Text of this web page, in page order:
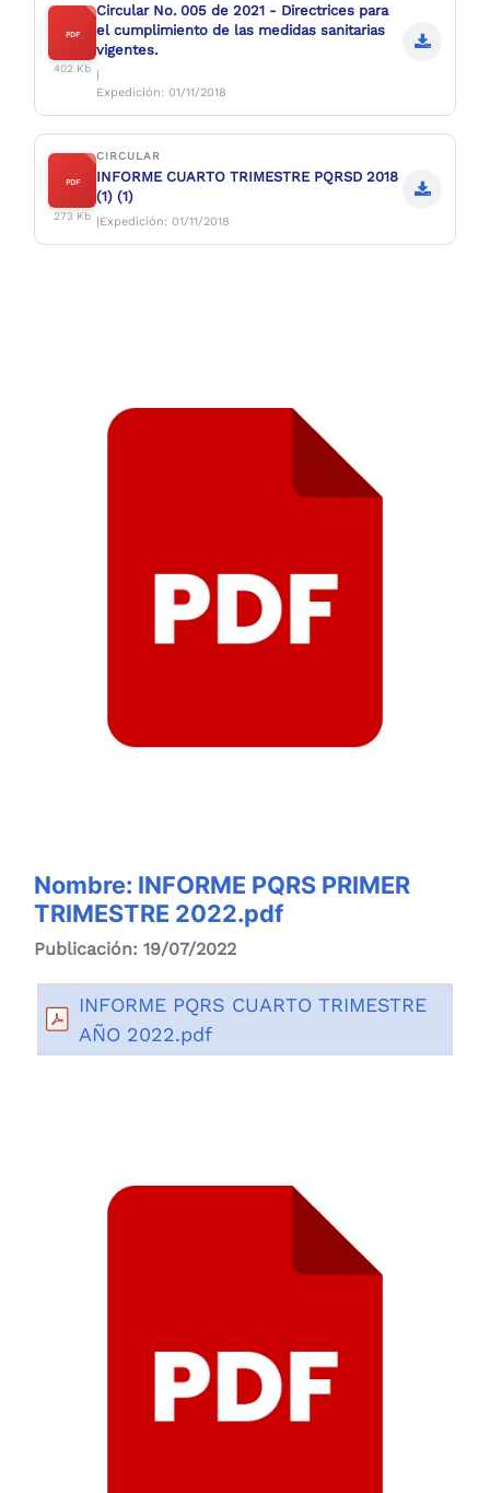
PDF
402 Kb
Circular No. 005 de 2021 - Directrices para
el cumplimiento de las medidas sanitarias
vigentes.
|
Expedición: 01/11/2018
PDF
273 Kb
CIRCULAR
INFORME CUARTO TRIMESTRE PQRSD 2018
(1) (1)
|Expedición: 01/11/2018
Nombre: INFORME PQRS PRIMER
TRIMESTRE 2022.pdf
Publicación: 19/07/2022
INFORME PQRS CUARTO TRIMESTRE
AÑO 2022.pdf